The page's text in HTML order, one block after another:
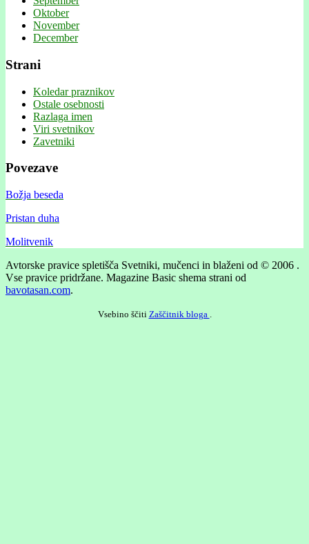
Oktober
November
December
Strani
Koledar praznikov
Ostale osebnosti
Razlaga imen
Viri svetnikov
Zavetniki
Povezave
Božja beseda
Pristan duha
Molitvenik
Avtorske pravice spletišča Svetniki, mučenci in blaženi od © 2006 .
Vse pravice pridržane. Magazine Basic shema strani od
bavotasan.com.
Vsebino ščiti Zaščitnik bloga .